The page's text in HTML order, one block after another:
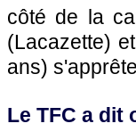
côté de la
(Lacazette)
ans)
Le TFC a dit